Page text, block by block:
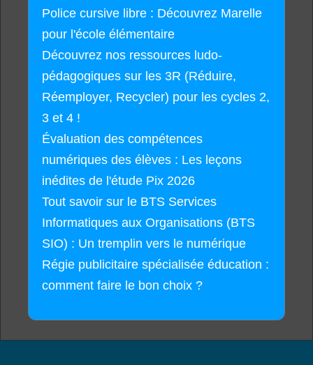
Police cursive libre : Découvrez Marelle
pour l'école élémentaire
Découvrez nos ressources ludo-
pédagogiques sur les 3R (Réduire,
Réemployer, Recycler) pour les cycles 2,
3 et 4 !
Évaluation des compétences
numériques des élèves : Les leçons
inédites de l'étude Pix 2026
Tout savoir sur le BTS Services
Informatiques aux Organisations (BTS
SIO) : Un tremplin vers le numérique
Régie publicitaire spécialisée éducation :
comment faire le bon choix ?